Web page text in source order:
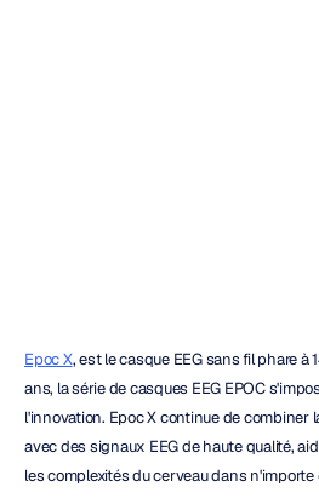
Epoc X, est le casque EEG sans fil phare à
ans, la série de casques EEG EPOC
l'innovation. Epoc X continue de combiner
avec des signaux EEG de haute qualité,
les complexités du cerveau dans